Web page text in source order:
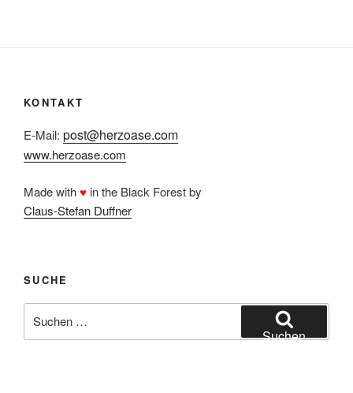
KONTAKT
E-Mail: post@herzoase.com
www.herzoase.com
Made with♥ in the Black Forest by
Claus-Stefan Duffner
SUCHE
nach:
Suchen